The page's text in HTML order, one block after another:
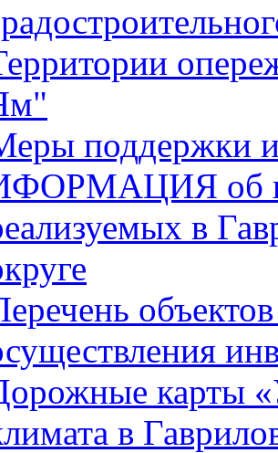
поддержки
об
в
карты
в